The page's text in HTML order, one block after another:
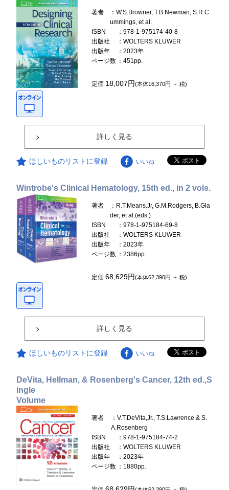
著者
：W.S.Browner, T.B.Newman, S.R.C
ummings, et al.
ISBN
：978-1-975174-40-8
出版社
：WOLTERS KLUWER
出版年
：2023年
ページ数 ：451pp.
定価 18,007円(本体16,370円 ＋ 税)
詳しく見る
ほしいものリストに登録 いいね
Wintrobe's Clinical Hematology, 15th ed., in 2 vols.
著者
：R.T.Means.Jr, G.M.Rodgers, B.Gla
der, et al.(eds.)
ISBN
：978-1-975184-69-8
出版社
：WOLTERS KLUWER
出版年
：2023年
ページ数 ：2386pp.
定価68,629円(本体62,390円 ＋ 税)
詳しく見る
ほしいものリストに登録 いいね
DeVita, Hellman, & Rosenberg's Cancer, 12th ed.,S
ingle
Volume
著者
：V.T.DeVita,Jr., T.S.Lawrence & S.
A.Rosenberg
ISBN
：978-1-975184-74-2
出版社
：WOLTERS KLUWER
出版年
：2023年
ページ数 ：1880pp.